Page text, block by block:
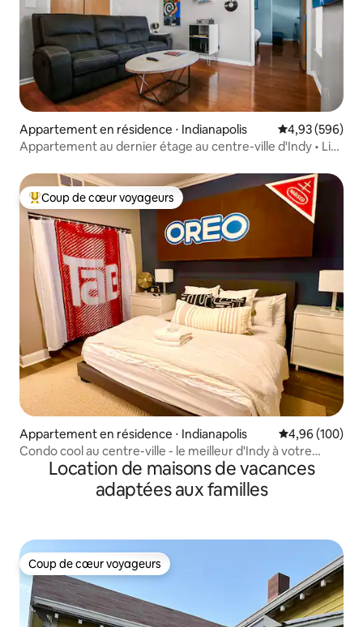
Appartement en résidence ⋅ Indianapolis Évaluation
4,93 (596)
Appartement au dernier étage au centre-ville d'Indy • Lit
Coups de cœur voyageurs les plus appréciés
Coup de cœur voyageurs
Appartement en résidence ⋅ Indianapolis Évaluation
4,96 (100)
Condo cool au centre-ville - le meilleur d'Indy à votre
porte !Location de maisons de vacances
adaptées aux familles
Coup de cœur voyageurs
Coup de cœur voyageurs